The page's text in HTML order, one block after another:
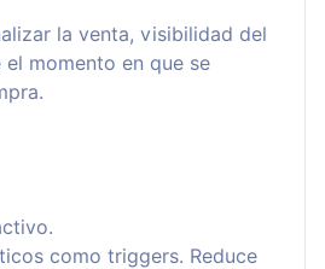
la venta, visibilidad del
momento en que se
como triggers. Reduce